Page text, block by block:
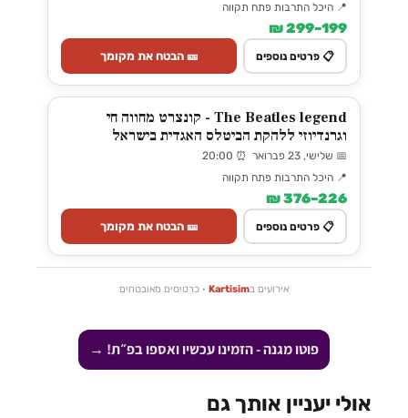
📍 היכל התרבות פתח תקווה
199–299 ₪
📋 פרטים נוספים 🎫 הבטח את מקומך
The Beatles legend - קונצרט מחווה חי
וגרנדיוזי ללהקת הביטלס האגדית בישראל
📅 שלישי, 23 פברואר ⏰ 20:00
📍 היכל התרבות פתח תקווה
226–376 ₪
📋 פרטים נוספים 🎫 הבטח את מקומך
אירועים בKartisim · כרטיסים מאובטחים
פוטו מגנה - הזמינו עכשיו ואספו בפ״ת! →
אולי יעניין אותך גם